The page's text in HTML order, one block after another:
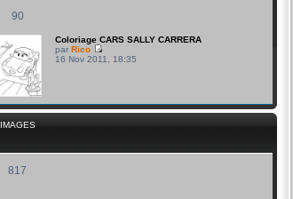
90
Coloriage CARS SALLY CARRERA
par Rico
16 Nov 2011, 18:35
IMAGES
817